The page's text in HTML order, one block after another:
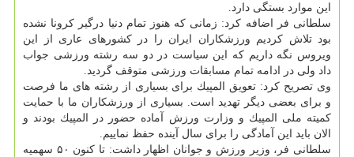
این موارد بستگی دارد.
سلطانی فر اضافه كرد: زمانی كه هنوز تمام دنیا درگیر كرونا نشده
بود تلاش كردیم ورزشكاران ایران را در كشورهای عاری از این
ویروس نگه داریم كه این سیاست در دو سه رشته ورزشی جواب
داد ولی در ادامه تمام مسابقات ورزشی متوقف گردید.
وی تصریح كرد: تعویق المپیك برای بسیاری از رشته های ما فرصت
و برای بعضی دیگر تهدید است. بسیاری از ورزشكاران ما با حمایت
كمیته ملی المپیك و وزارت ورزش آماده حضور در المپیك بودند و
الان باید این آمادگی را برای سال آینده حفظ نماییم.
سلطانی فر، وزیر ورزش و جوانان اظهار داشت: تا كنون ۵۰ سهمیه